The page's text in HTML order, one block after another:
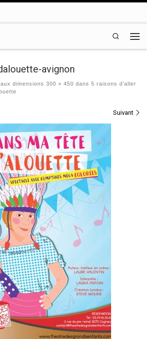
Search
avignon
aux dimensions 300 × 450 dans 5 raisons d’aller
Suivant